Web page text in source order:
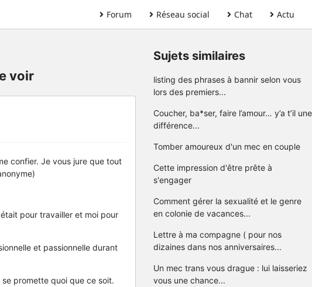
Forum Réseau social Chat Actu
voir
confier. Je vous jure que tout
pour travailler et moi pour
et passionnelle durant
promette quoi que ce soit.
Sujets similaires
listing des phrases à bannir selon vous
lors des premiers...
Coucher, ba*ser, faire l’amour… y’a t’il une
différence...
Tomber amoureux d'un mec en couple
Cette impression d'être prête à
s'engager
Comment gérer la sexualité et le genre
en colonie de vacances...
Lettre à ma compagne ( pour nos
dizaines dans nos anniversaires...
Un mec trans vous drague : lui laisseriez
vous une chance...